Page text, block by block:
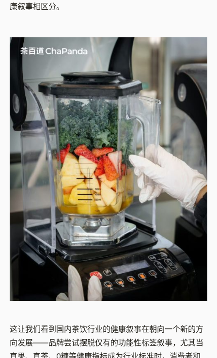
康叙事相区分。
这让我们看到国内茶饮行业的健康叙事在朝向一个新的方
向发展——品牌尝试摆脱仅有的功能性标签叙事，尤其当